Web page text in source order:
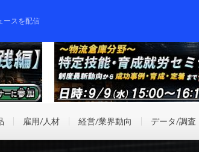
ースを配信
雇用/人材 経営/業界動向 データ/調査